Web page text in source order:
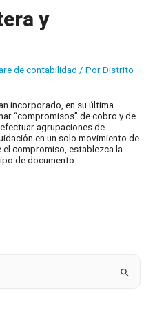
y
de contabilidad / PorDistrito
incorporado, en su última
“compromisos” de cobro y de
agrupaciones de
en un solo movimiento de
el compromiso, establezca la
de documento …